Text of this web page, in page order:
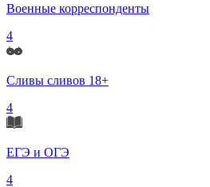
Военные корреспонденты
4
Сливы сливов 18+
4
ЕГЭ и ОГЭ
4